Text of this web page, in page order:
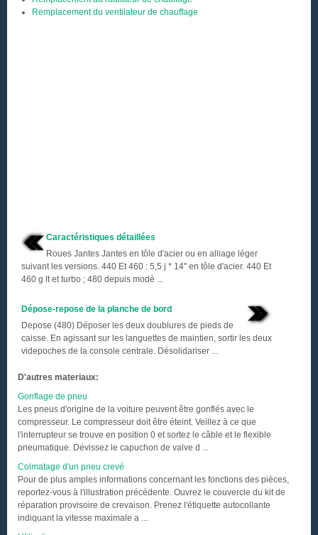
Remplacement du ventilateur de chauffage
Caractéristiques détaillées
Roues Jantes Jantes en tôle d'acier ou en alliage léger
suivant les versions. 440 Et 460 : 5,5 j * 14" en tôle d'acier. 440 Et
460 g lt et turbo ; 480 depuis modè ...
Dépose-repose de la planche de bord
Depose (480) Déposer les deux doublures de pieds de
caisse. En agissant sur les languettes de maintien, sortir les deux
videpoches de la console centrale. Désolidariser ...
D'autres materiaux:
Gonflage de pneu
Les pneus d'origine de la voiture peuvent être gonflés avec le
compresseur. Le compresseur doit être éteint. Veillez à ce que
l'interrupteur se trouve en position 0 et sortez le câble et le flexible
pneumatique. Dévissez le capuchon de valve d ...
Colmatage d'un pneu crevé
Pour de plus amples informations concernant les fonctions des pièces,
reportez-vous à l'illustration précédente. Ouvrez le couvercle du kit de
réparation provisoire de crevaison. Prenez l'étiquette autocollante
indiquant la vitesse maximale a ...